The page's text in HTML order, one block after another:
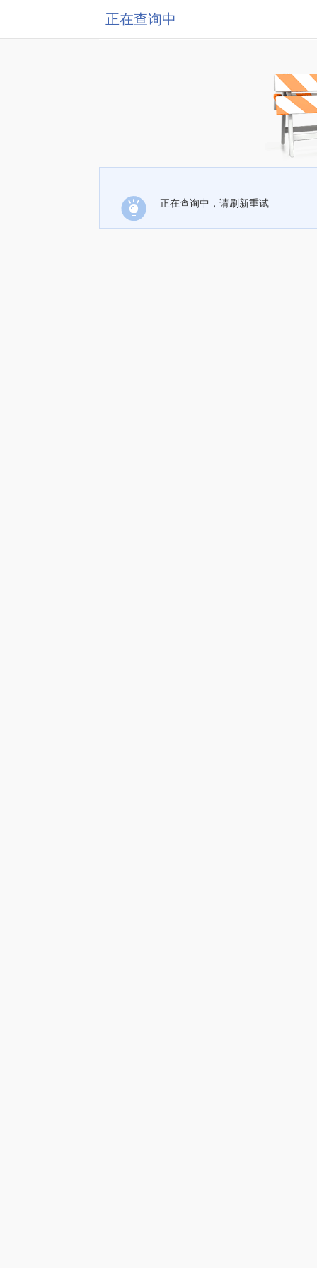
正在查询中
正在查询中，请刷新重试